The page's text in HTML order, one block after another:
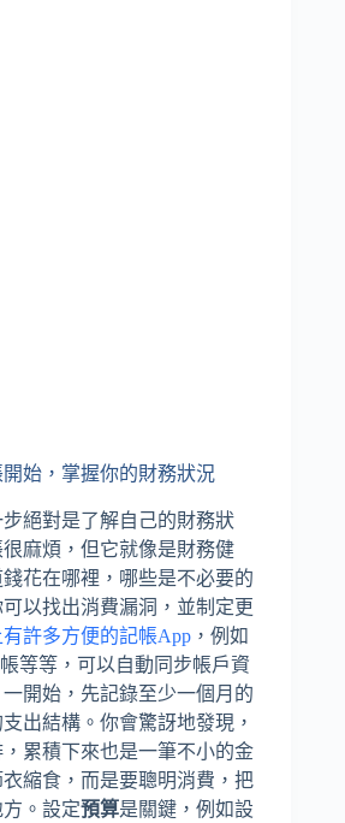
始，掌握你的財務狀況
步絕對是了解自己的財務狀
麻煩，但它就像是財務健
花在哪裡，哪些是不必要的
可以找出消費漏洞，並制定更
許多方便的記帳App ，例如
等等，可以自動同步帳戶資
開始，先記錄至少一個月的
出結構。你會驚訝地發現，
累積下來也是一筆不小的金
縮食，而是要聰明消費，把
。設定預算是關鍵，例如設